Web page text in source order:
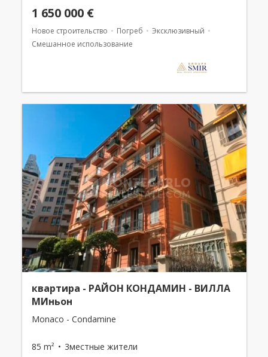
1 650 000 €
Новое строительство Погреб
Эксклюзивный
Смешанное использование
квартира - РАЙОН КОНДАМИН - ВИЛЛА
МИньон
Monaco - Condamine
85 m² 3местные жители